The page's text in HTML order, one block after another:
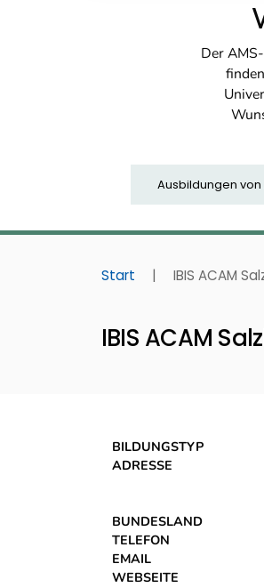
Der
Ausbildungen von
Start | IBIS ACAM
IBIS ACAM
BILDUNGSTYP
ADRESSE
BUNDESLAND
TELEFON
EMAIL
WEBSEITE